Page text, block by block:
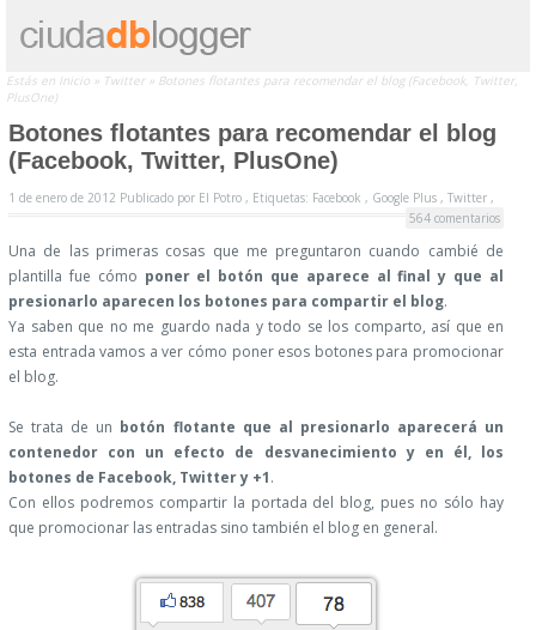
Estás en Inicio » Twitter » Botones flotantes para recomendar el blog (Facebook, Twitter,
PlusOne)
Botones flotantes para recomendar el blog
(Facebook, Twitter, PlusOne)
1 de enero de 2012 Publicado por El Potro , Etiquetas: Facebook , Google Plus , Twitter
564 comentarios
,
Una de las primeras cosas que me preguntaron cuando cambié de
plantilla fue cómo poner el botón que aparece al final y que al
presionarlo aparecen los botones para compartir el blog.
Ya saben que no me guardo nada y todo se los comparto, así que en
esta entrada vamos a ver cómo poner esos botones para promocionar
el blog.
Se trata de un botón flotante que al presionarlo aparecerá un
contenedor con un efecto de desvanecimiento y en él, los
botones de Facebook, Twitter y +1.
Con ellos podremos compartir la portada del blog, pues no sólo hay
que promocionar las entradas sino también el blog en general.